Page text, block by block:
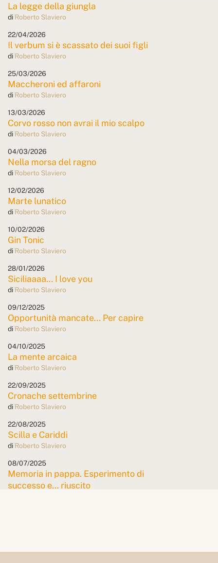
La legge della giungla
di Roberto Slaviero
22/04/2026
Il verbum si è scassato dei suoi figli
di Roberto Slaviero
25/03/2026
Maccheroni ed affaroni
di Roberto Slaviero
13/03/2026
Corvo rosso non avrai il mio scalpo
di Roberto Slaviero
04/03/2026
Nella morsa del ragno
di Roberto Slaviero
12/02/2026
Marte lunatico
di Roberto Slaviero
10/02/2026
Gin Tonic
di Roberto Slaviero
28/01/2026
Siciliaaaa... I love you
di Roberto Slaviero
09/12/2025
Opportunità mancate... Per capire
di Roberto Slaviero
04/10/2025
La mente arcaica
di Roberto Slaviero
22/09/2025
Cronache settembrine
di Roberto Slaviero
22/08/2025
Scilla e Cariddi
di Roberto Slaviero
08/07/2025
Memoria in pappa. Esperimento di
successo e... riuscito
09/05/2025